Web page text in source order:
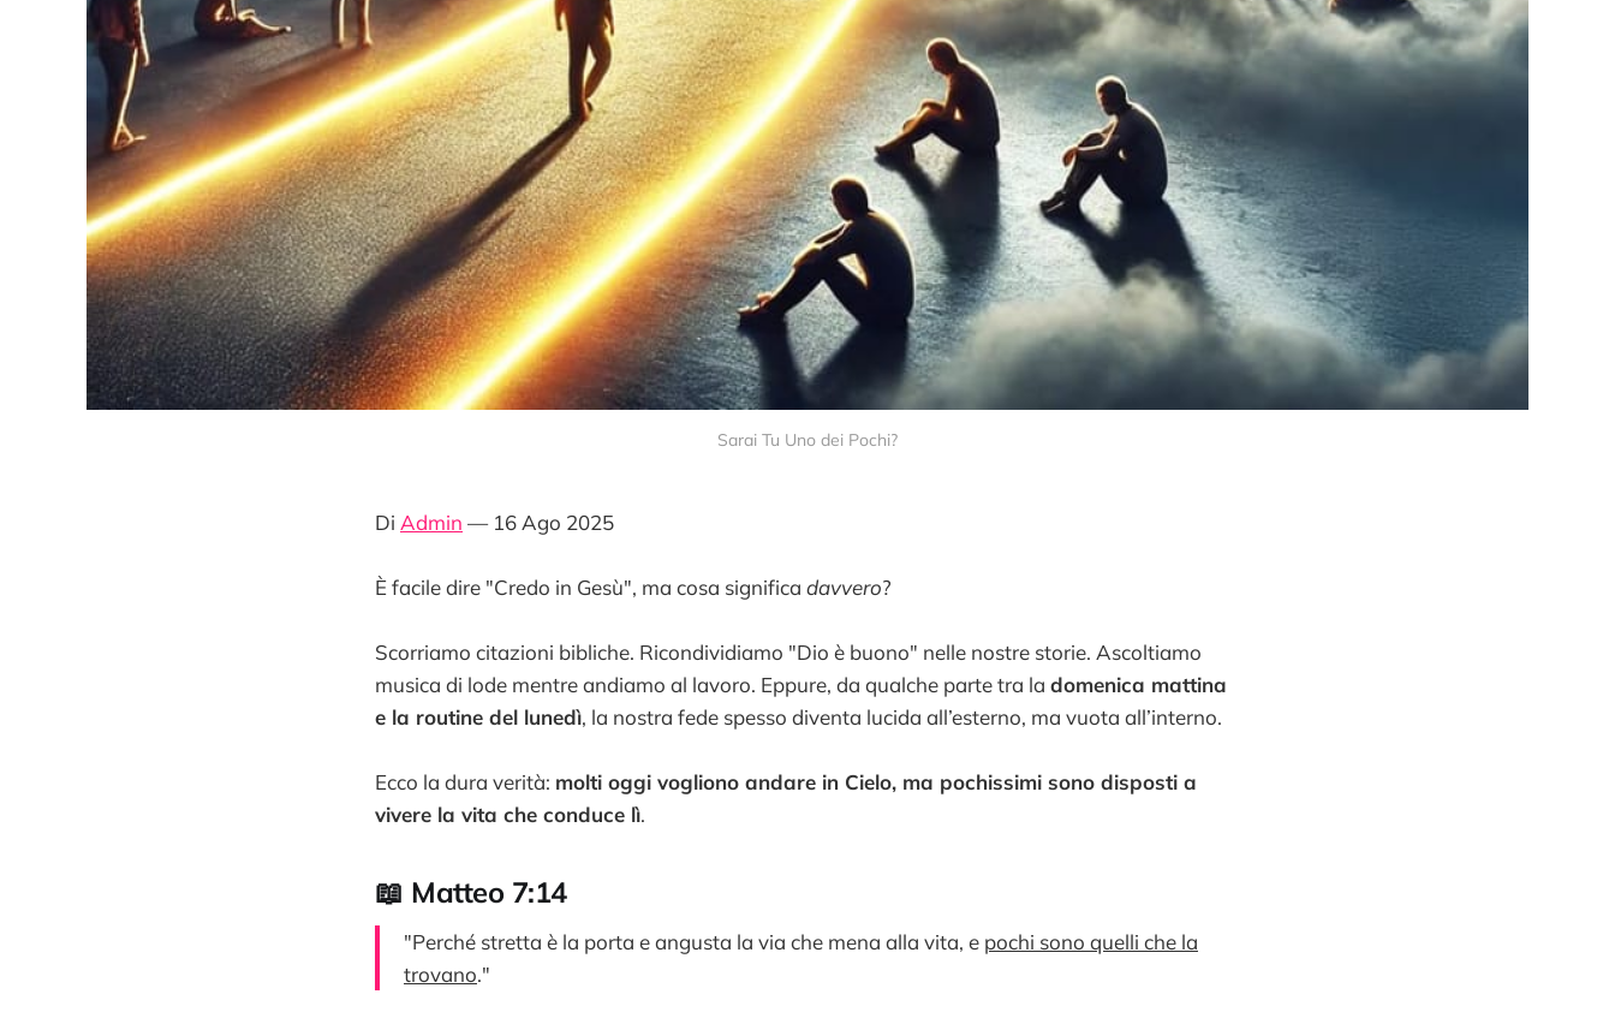
Sarai Tu Uno dei Pochi?
Di Admin — 16 Ago 2025
È facile dire "Credo in Gesù", ma cosa significa davvero?
Scorriamo citazioni bibliche. Ricondividiamo "Dio è buono" nelle nostre storie. Ascoltiamo
musica di lode mentre andiamo al lavoro. Eppure, da qualche parte tra la domenica mattina
e la routine del lunedì, la nostra fede spesso diventa lucida all’esterno, ma vuota all’interno.
Ecco la dura verità: molti oggi vogliono andare in Cielo, ma pochissimi sono disposti a
vivere la vita che conduce lì.
📖 Matteo 7:14
"Perché stretta è la porta e angusta la via che mena alla vita, e pochi sono quelli che la
trovano."